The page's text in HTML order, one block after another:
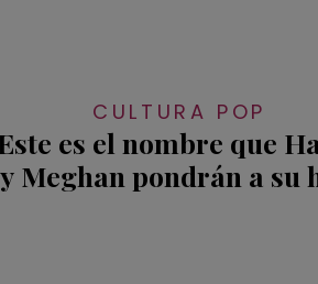
CULTURA POP
es el nombre que
y Meghan pondrán a su